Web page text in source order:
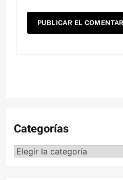
Categorías
Categorías